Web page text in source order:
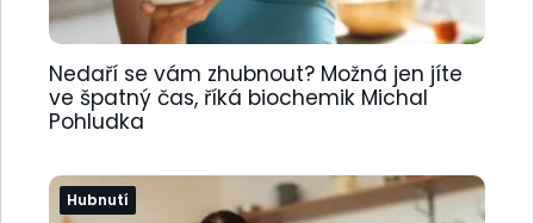
Nedaří se vám zhubnout? Možná jen jíte
ve špatný čas, říká biochemik Michal
Pohludka
Hubnutí